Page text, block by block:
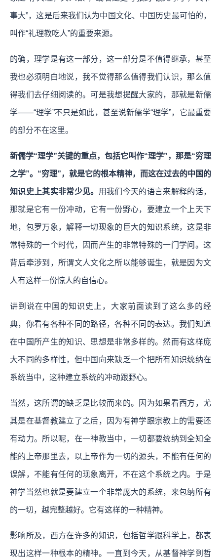
事大”，这是后来我们认为中国文化、中国历史最可怕的，
叫作“礼理教吃人”的重要来源。
的确，理学是有这一部分，这一部分是不值得继承，甚至
我也必须明白地说，我不觉得那么值得我们认识，那么值
得我们去仔细阅读的。可是我想提醒大家的，那就是新儒
学——“理学”不只是如此，甚至说新儒学“理学”，它最重要
的部分不在这里。
新儒学“理学”关键的重点，包括它叫作“理学”，那是“穷理
之学”。“穷理”，就是它的根本精神，而这在过去的中国的
知识史上其实非常少见。 用我们今天的语言来解释的话，
那就是它有一份冲动，它有一份野心，要建立一个上天下
地，包罗万象，解释一切现象的巨大的知识系统，这是非
常特殊的一个时代，因而产生的非常特殊的一门学问。这
背后牵涉到，所谓文人文化之所以能够诞生，就是因为文
人有这样一份惊人的自信心。
讲到说在中国的知识史上，大家前面读到了这么多的经
典，你看有各种不同的路径，各种不同的表达。我们知道
在中国所产生的知识、思想是非常多样的。然而有这样庞
大不同的多样性，但中国向来缺乏一个把所有知识统纳在
系统当中，这种建立系统的冲动跟野心。
当然，这所谓的缺乏是比较而来的。因为如果看西方，尤
其是在基督教建立了之后，因为有神学跟宗教上的需要还
有动力。所以呢，在一神教当中，一切都要统纳到全知全
能的上帝那里去，以上帝作为一切的源头，不能有任何的
误解，不能有任何的现象离开，不在这个系统之内。于是
神学当然也就是要建立一个非常庞大的系统，来包纳所有
的一切，越完整越好。它有这样的一种精神。
影响所及，西方在许多的知识，包括哲学跟科学上，都表
现出这样一种根本的精神。一直到今天，从基督神学到哲